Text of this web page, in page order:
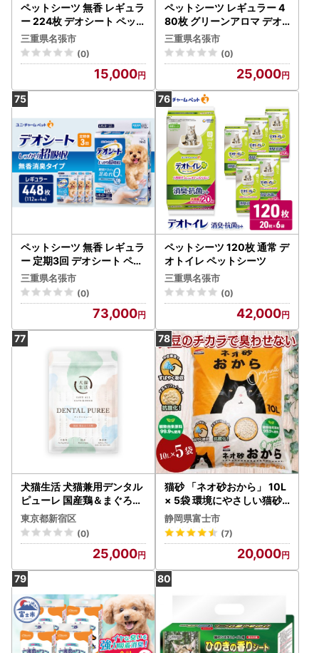
ペットシーツ 無香 レギュラ
ー 224枚 デオシート ペット
シーツ
三重県名張市
(0)
15,000
ペットシーツ レギュラー 4
80枚 グリーンアロマ デオ
シート ペットシーツ
三重県名張市
(0)
25,000
ペットシーツ 無香 レギュラ
ー 定期3回 デオシート ペッ
トシーツ
三重県名張市
(0)
73,000
ペットシーツ 120枚 通常 デ
オトイレ ペットシーツ
三重県名張市
(0)
42,000
犬猫生活 犬猫兼用デンタル
ピューレ 国産鶏＆まぐろ味
1袋(30包入) 0185-004-S
07
東京都新宿区
(0)
25,000
猫砂 「ネオ砂おから」 10L
× 5袋 環境にやさしい猫砂
しっかり固まり後処理らく
らく 瞬間吸収 ペット用品
猫 ねこ ペット トイレ 消臭
植物由来原料99.9%使用 ト
イレに流せる 防災 備蓄 日
用品 消耗品 富士市 [sf002-
静岡県富士市
(7)
20,000